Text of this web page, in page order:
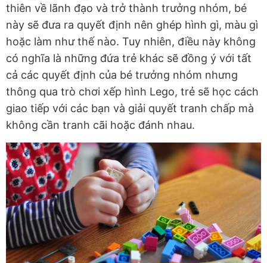
thiên về lãnh đạo và trở thành trưởng nhóm, bé
này sẽ đưa ra quyết định nên ghép hình gì, màu gì
hoặc làm như thế nào. Tuy nhiên, điều này không
có nghĩa là những đứa trẻ khác sẽ đồng ý với tất
cả các quyết định của bé trưởng nhóm nhưng
thông qua trò chơi xếp hình Lego, trẻ sẽ học cách
giao tiếp với các bạn và giải quyết tranh chấp mà
không cần tranh cãi hoặc đánh nhau.